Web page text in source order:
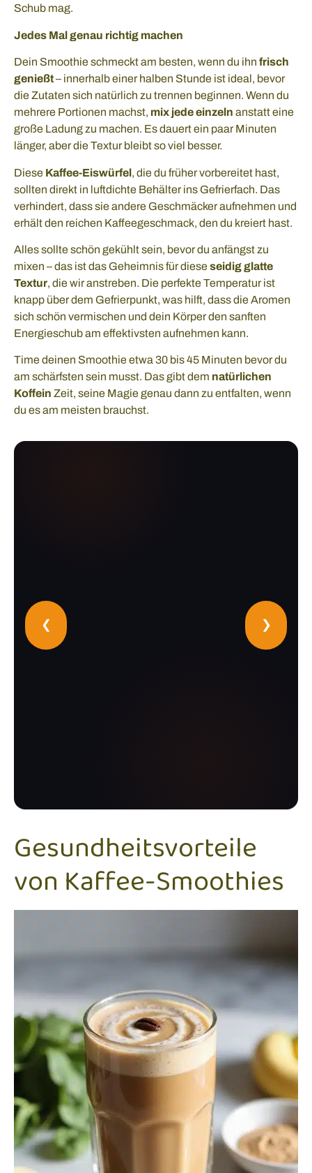
Schub mag.
Jedes Mal genau richtig machen
Dein Smoothie schmeckt am besten, wenn du ihn frisch
genießt– innerhalb einer halben Stunde ist ideal, bevor
die Zutaten sich natürlich zu trennen beginnen. Wenn du
mehrere Portionen machst, mix jede einzeln anstatt eine
große Ladung zu machen. Es dauert ein paar Minuten
länger, aber die Textur bleibt so viel besser.
Diese Kaffee-Eiswürfel, die du früher vorbereitet hast,
sollten direkt in luftdichte Behälter ins Gefrierfach. Das
verhindert, dass sie andere Geschmäcker aufnehmen und
erhält den reichen Kaffeegeschmack, den du kreiert hast.
Alles sollte schön gekühlt sein, bevor du anfängst zu
mixen – das ist das Geheimnis für dieseseidig glatte
Textur, die wir anstreben. Die perfekte Temperatur ist
knapp über dem Gefrierpunkt, was hilft, dass die Aromen
sich schön vermischen und dein Körper den sanften
Energieschub am effektivsten aufnehmen kann.
Time deinen Smoothie etwa 30 bis 45 Minuten bevor du
am schärfsten sein musst. Das gibt dem natürlichen
Koffein Zeit, seine Magie genau dann zu entfalten, wenn
du es am meisten brauchst.
❮ ❯
Gesundheitsvorteile
von Kaffee-Smoothies